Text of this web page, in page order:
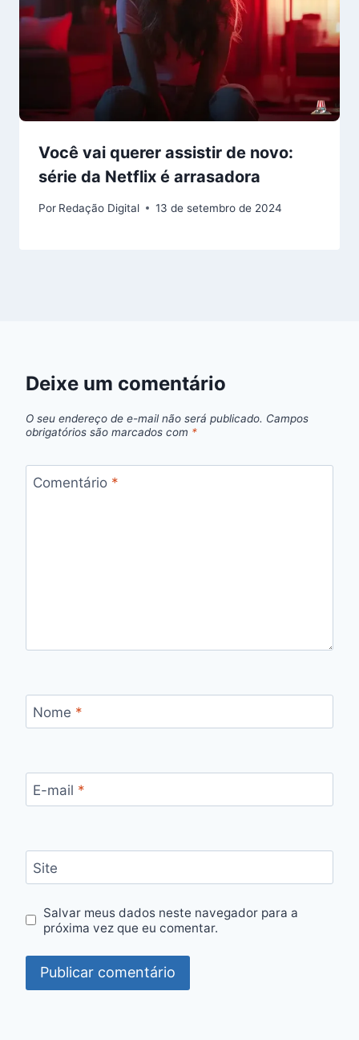
Você vai querer assistir de novo:
série da Netflix é arrasadora
Por Redação Digital 13 de setembro de 2024
Deixe um comentário
O seu endereço de e-mail não será publicado. Campos
obrigatórios são marcados com *
Comentário *
Nome *
E-mail *
Site
Salvar meus dados neste navegador para a
próxima vez que eu comentar.